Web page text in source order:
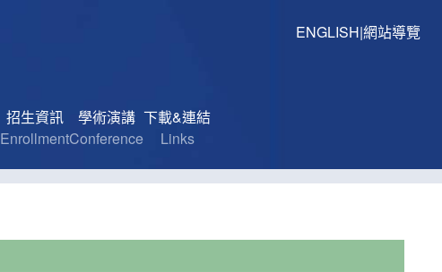
ENGLISH|網站導覽
招生資訊
Enrollment
學術演講
Conference
下載&連結
Links